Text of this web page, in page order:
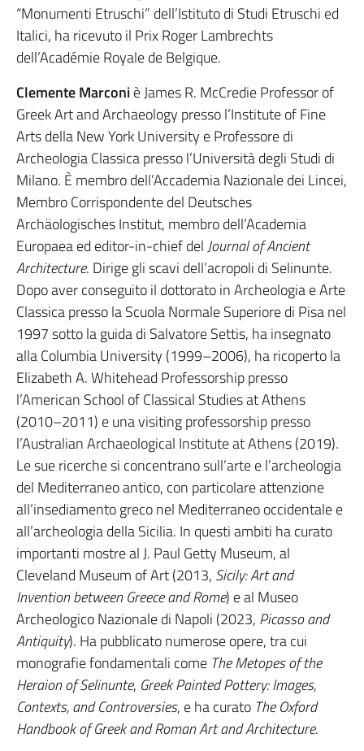
“Monumenti Etruschi” dell’Istituto di Studi Etruschi ed
Italici, ha ricevuto il Prix Roger Lambrechts
dell’Académie Royale de Belgique.
Clemente Marconiè James R. McCredie Professor of
Greek Art and Archaeology presso l’Institute of Fine
Arts della New York University e Professore di
Archeologia Classica presso l’Università degli Studi di
Milano. È membro dell’Accademia Nazionale dei Lincei,
Membro Corrispondente del Deutsches
Archäologisches Institut, membro dell’Academia
Europaea ed editor-in-chief delJournal of Ancient
Architecture. Dirige gli scavi dell’acropoli di Selinunte.
Dopo aver conseguito il dottorato in Archeologia e Arte
Classica presso la Scuola Normale Superiore di Pisa nel
1997 sotto la guida di Salvatore Settis, ha insegnato
alla Columbia University (1999–2006), ha ricoperto la
Elizabeth A. Whitehead Professorship presso
l’American School of Classical Studies at Athens
(2010–2011) e una visiting professorship presso
l’Australian Archaeological Institute at Athens (2019).
Le sue ricerche si concentrano sull’arte e l’archeologia
del Mediterraneo antico, con particolare attenzione
all’insediamento greco nel Mediterraneo occidentale e
all’archeologia della Sicilia. In questi ambiti ha curato
importanti mostre al J. Paul Getty Museum, al
Cleveland Museum of Art (2013, Sicily: Art and
Invention between Greece and Rome) e al Museo
Archeologico Nazionale di Napoli (2023, Picasso and
Antiquity). Ha pubblicato numerose opere, tra cui
monografie fondamentali come The Metopes of the
Heraion of Selinunte, Greek Painted Pottery: Images,
Contexts, and Controversies, e ha curato The Oxford
Handbook of Greek and Roman Art and Architecture.